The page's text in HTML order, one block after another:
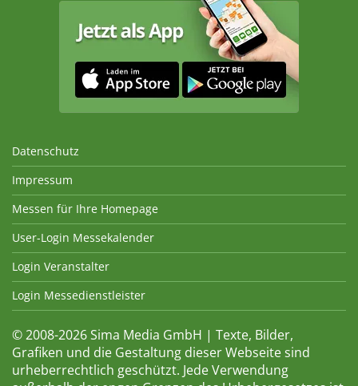
Datenschutz
Impressum
Messen für Ihre Homepage
User-Login Messekalender
Login Veranstalter
Login Messedienstleister
© 2008-2026 Sima Media GmbH | Texte, Bilder,
Grafiken und die Gestaltung dieser Webseite sind
urheberrechtlich geschützt. Jede Verwendung